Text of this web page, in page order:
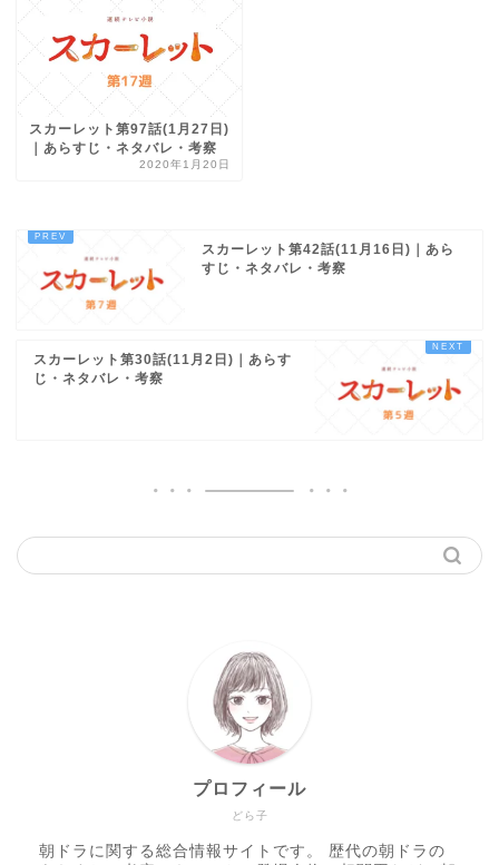
スカーレット第97話(1月27日)
｜あらすじ・ネタバレ・考察
2020年1月20日
スカーレット第42話(11月16日)｜あら
すじ・ネタバレ・考察
スカーレット第30話(11月2日)｜あらす
じ・ネタバレ・考察
どら子
プロフィール
朝ドラに関する総合情報サイトです。 歴代の朝ドラの